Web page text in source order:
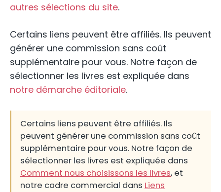
autres sélections du site.
Certains liens peuvent être affiliés. Ils peuvent
générer une commission sans coût
supplémentaire pour vous. Notre façon de
sélectionner les livres est expliquée dans
notre démarche éditoriale.
Certains liens peuvent être affiliés. Ils
peuvent générer une commission sans coût
supplémentaire pour vous. Notre façon de
sélectionner les livres est expliquée dans
Comment nous choisissons les livres, et
notre cadre commercial dans Liens